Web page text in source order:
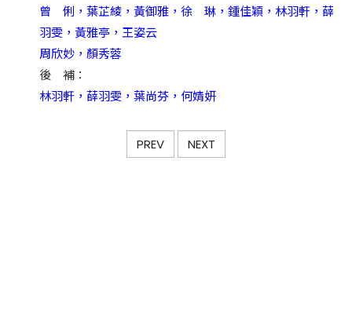
曾 俐，葉芷綾，黃御雅，徐 琳，鍾佳穎，林羽軒，薛
羽雯，黃雅亭，王姿云
周欣妙，顏秀蓉
後 補：
林羽軒，薛羽雯，葉尚芬，何婧妍
PREV NEXT